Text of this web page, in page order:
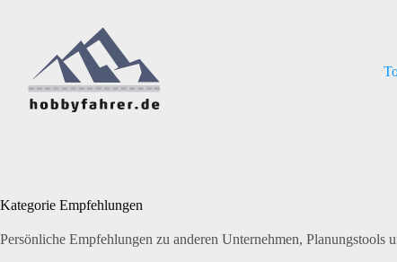
Kategorie Empfehlungen
Persönliche Empfehlungen zu anderen Unternehmen,